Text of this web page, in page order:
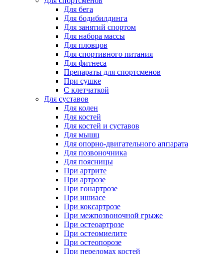
Для бега
Для бодибилдинга
Для занятий спортом
Для набора массы
Для пловцов
Для спортивного питания
Для фитнеса
Препараты для спортсменов
При сушке
С клетчаткой
Для суставов
Для колен
Для костей
Для костей и суставов
Для мышц
Для опорно-двигательного аппарата
Для позвоночника
Для поясницы
При артрите
При артрозе
При гонартрозе
При ишиасе
При коксартрозе
При межпозвоночной грыже
При остеоартрозе
При остеомиелите
При остеопорозе
При переломах костей